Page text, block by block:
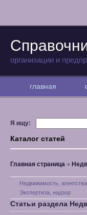
организации и
главная
Я ищу:
Каталог статей
Главная страница
Недвижимость, агентства
Экспертиза, надзор
Статьи раздела